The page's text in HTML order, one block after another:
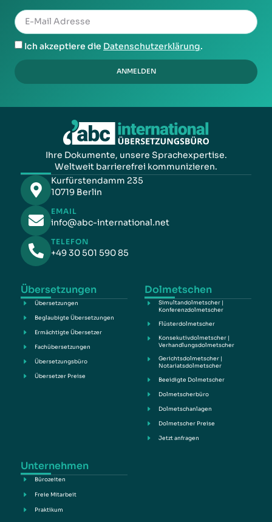
Ich akzeptiere die Datenschutzerklärung.
ANMELDEN
Ihre Dokumente, unsere Sprachexpertise.
Weltweit barrierefrei kommunizieren.
Kurfürstendamm 235
10719 Berlin
EMAIL
info@abc-international.net
TELEFON
+49 30 501 590 85
Übersetzungen
Übersetzungen
Beglaubigte Übersetzungen
Ermächtigte Übersetzer
Fachübersetzungen
Übersetzungsbüro
Übersetzer Preise
Dolmetschen
Simultandolmetscher |
Konferenzdolmetscher
Flüsterdolmetscher
Konsekutivdolmetscher |
Verhandlungsdolmetscher
Gerichtsdolmetscher |
Notariatsdolmetscher
Beeidigte Dolmetscher
Dolmetscherbüro
Dolmetschanlagen
Dolmetscher Preise
Jetzt anfragen
Unternehmen
Bürozeiten
Freie Mitarbeit
Praktikum